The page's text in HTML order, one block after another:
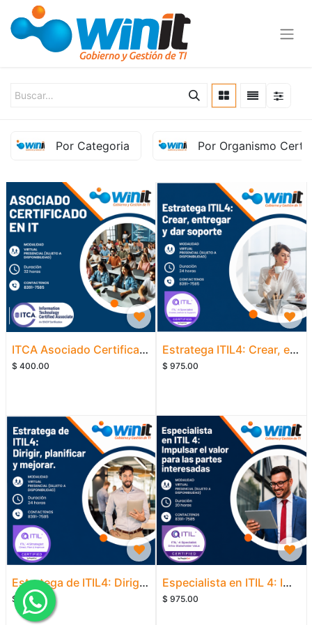
Por Categoria Por Organismo
ITCA Asociado Certificado en IT
$ 400.00
Estratega ITIL4: Crear, entregar y dar soporte
$ 975.00
Estratega de ITIL4: Dirigir, planificar y mejorar
$ 975.00
Especialista en ITIL 4: Impulsar el valor para las partes interesadas
$ 975.00